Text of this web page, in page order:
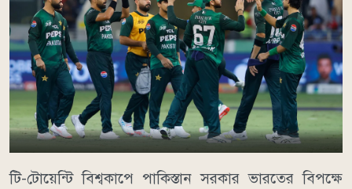
টি-টোয়েন্টি বিশ্বকাপে পাকিস্তান সরকার ভারতের বিপক্ষে